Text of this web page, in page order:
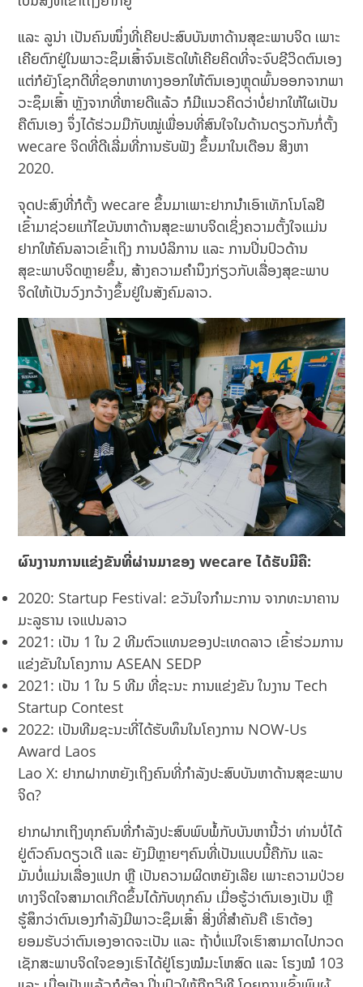
ແລະ ລູນ່າ ເປັນຄົນໜຶ່ງທີ່ເຄີຍປະສົບບັນຫາດ້ານສຸຂະພາບຈິດ ເພາະ
ເຄີຍຕົກຢູ່ໃນພາວະຊຶມເສົ້າຈົນເຮັດໃຫ້ເຄີຍຄິດທີ່ຈະຈົບຊີວິດຕົນເອງ
ແຕ່ກໍຍັງໂຊກດີທີ່ຊອກຫາທາງອອກໃຫ້ຕົນເອງຫຼຸດພົ້ນອອກຈາກພາ
ວະຊຶມເສົ້າ ຫຼັງຈາກທີ່ຫາຍດີແລ້ວ ກໍມີແນວຄິດວ່າບໍ່ຢາກໃຫ້ໃຜເປັນ
ຄືຕົນເອງ ຈຶ່ງໄດ້ຮ່ວມມືກັບໝູ່ເພື່ອນທີ່ສົນໃຈໃນດ້ານດຽວກັນກໍ່ຕັ້ງ
wecare ຈິດທີ່ດີເລີ່ມທີ່ການຮັບຟັງ ຂຶ້ນມາໃນເດືອນ ສິງຫາ
2020.
ຈຸດປະສົງທີ່ກໍຕັ້ງ wecare ຂຶ້ນມາເພາະຢາກນໍາເອົາເທັກໂນໂລຢີ
ເຂົ້າມາຊ່ວຍແກ້ໄຂບັນຫາດ້ານສຸຂະພາບຈິດເຊິ່ງຄວາມຕັ້ງໃຈແມ່ນ
ຢາກໃຫ້ຄົນລາວເຂົ້າເຖິງ ການບໍລິການ ແລະ ການປິ່ນປົວດ້ານ
ສຸຂະພາບຈິດຫຼາຍຂຶ້ນ, ສ້າງຄວາມຄຳນຶງກ່ຽວກັບເລື່ອງສຸຂະພາບ
ຈິດໃຫ້ເປັນວົງກວ້າງຂຶ້ນຢູ່ໃນສັງຄົມລາວ.
ຜົນງານການແຂ່ງຂັນທີ່ຜ່ານມາຂອງwecareໄດ້ຮັບມີຄື:
2020: Startup Festival: ຂວັນໃຈກຳມະການ ຈາກທະນາຄານ
ມະລູຮານ ເຈແປນລາວ
2021: ເປັນ 1 ໃນ 2 ທີມຕົວແທນຂອງປະເທດລາວ ເຂົ້າຮ່ວມການ
ແຂ່ງຂັນໃນໂຄງການ ASEAN SEDP
2021: ເປັນ 1 ໃນ 5 ທີມ ທີ່ຊະນະ ການແຂ່ງຂັນ ໃນງານ Tech
Startup Contest
2022: ເປັນທີມຊະນະທີ່ໄດ້ຮັບທຶນໃນໂຄງການ NOW-Us
Award Laos
Lao X: ຢາກຝາກຫຍັງເຖິງຄົນທີ່ກຳລັງປະສົບບັນຫາດ້ານສຸຂະພາບ
ຈິດ?
ຢາກຝາກເຖິງທຸກຄົນທີ່ກຳລັງປະສົບພົບພໍ້ກັບບັນຫານີ້ວ່າ ທ່ານບໍ່ໄດ້
ຢູ່ຕົວຄົນດຽວເດີ ແລະ ຍັງມີຫຼາຍໆຄົນທີ່ເປັນແບບນີ້ຄືກັນ ແລະ
ມັນບໍ່ແມ່ນເລື່ອງແປກ ຫຼື ເປັນຄວາມຜິດຫຍັງເລີຍ ເພາະຄວາມປ່ວຍ
ທາງຈິດໃຈສາມາດເກີດຂຶ້ນໄດ້ກັບທຸກຄົນ ເມື່ອຮູ້ວ່າຕົນເອງເປັນ ຫຼື
ຮູ້ສຶກວ່າຕົນເອງກຳລັງມີພາວະຊຶມເສົ້າ ສິ່ງທີ່ສຳຄັນຄື ເຮົາຕ້ອງ
ຍອມຮັບວ່າຕົນເອງອາດຈະເປັນ ແລະ ຖ້າບໍ່ແນ່ໃຈເຮົາສາມາດໄປກວດ
ເຊັກສະພາບຈິດໃຈຂອງເຮົາໄດ້ຢູ່ໂຮງໝໍມະໂຫສົດ ແລະ ໂຮງໝໍ 103